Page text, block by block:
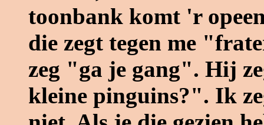
toonbank komt 'r
die zegt tegen me
zeg "ga je gang". Hij
kleine pinguins?". Ik